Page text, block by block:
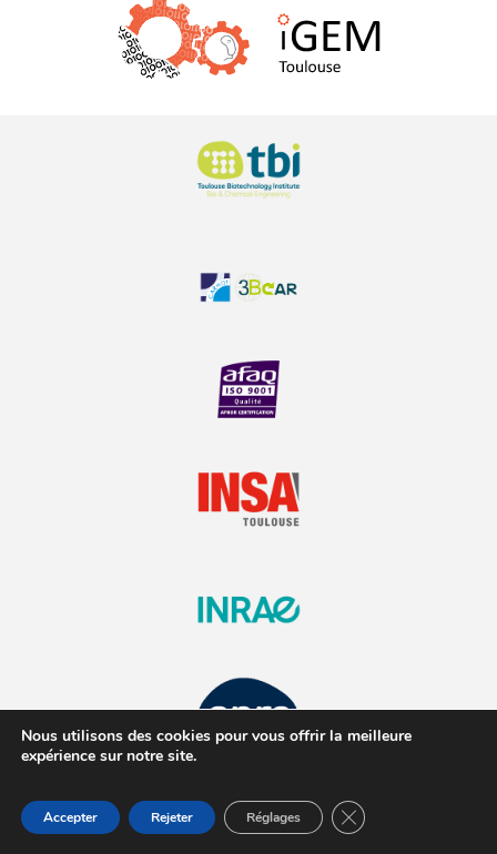
Nous utilisons des cookies pour vous offrir la meilleure
expérience sur notre site.
Accepter Rejeter Réglages Fermer la bannière